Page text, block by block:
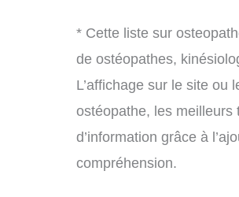
* Cette liste sur
de ostéopathes,
L’affichage sur le site ou
ostéopathe, les
d’information grâce à
compréhension.